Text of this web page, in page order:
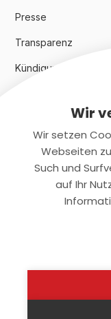
Presse
Transparenz
Kündigungsindex
Rechtliches
Datenschutz
Wir
Wir setzen
Webseiten
Such und
auf Ihr